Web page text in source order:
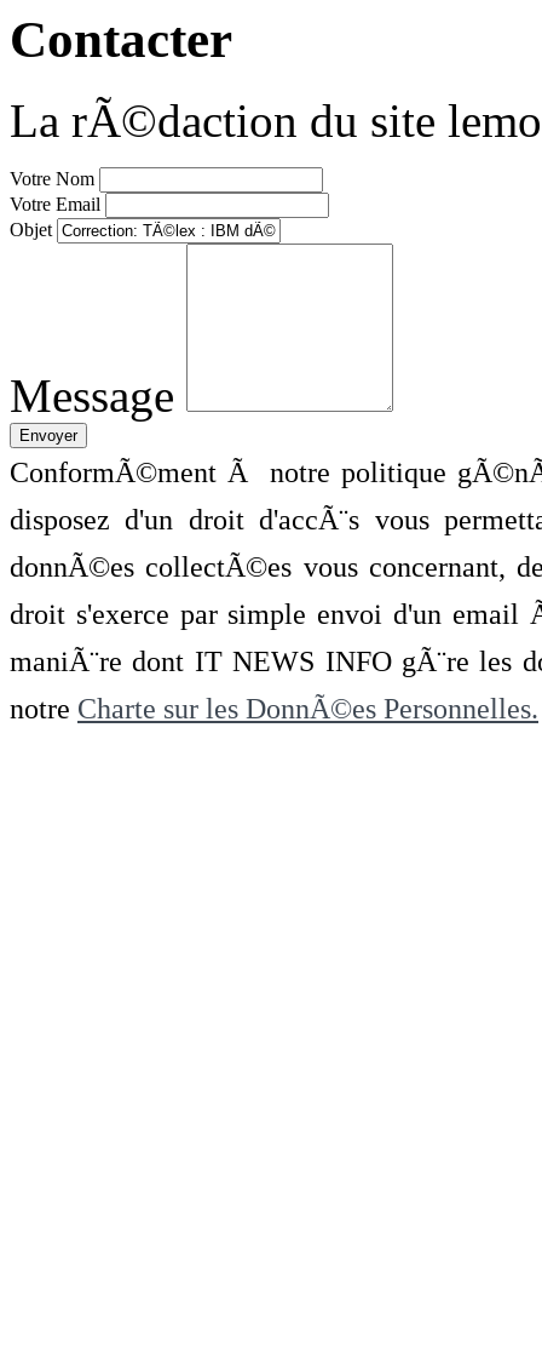
Contacter
La rÃ©daction du site
Votre Nom
Votre Email
Objet
Message
ConformÃ©ment Ã notre politique
disposez d'un droit d'accÃ¨s vous
donnÃ©es collectÃ©es vous concernant,
droit s'exerce par simple envoi d'un
maniÃ¨re dont IT NEWS INFO gÃ¨re les
notre Charte sur les DonnÃ©es Personnelles.